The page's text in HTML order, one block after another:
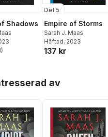
Shadows
Totalt antal röster:
)
Del 5
Empire of Storms
Sarah J. Maas
Häftad, 2023
137 kr
av